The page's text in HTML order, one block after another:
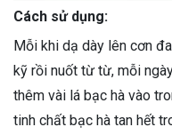
Cách sử dụng:
Mỗi khi dạ dày lên cơn
kỹ rồi nuốt từ từ, mỗi
thêm vài lá bạc hà vào
tinh chất bạc hà tan hết